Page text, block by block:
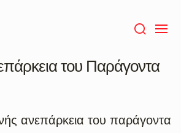
του Παράγοντα
ανεπάρκεια του παράγοντα